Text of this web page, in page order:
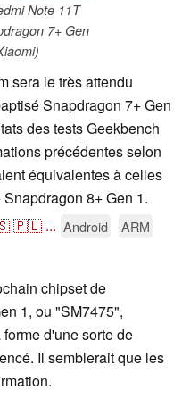
Note 11T
7+ Gen
sera le très attendu
Snapdragon 7+ Gen
des tests Geekbench
précédentes selon
équivalentes à celles
8+ Gen 1.
🇵🇱 ... Android
ARM
chipset de
1, ou "SM7475",
d'une sorte de
Il semblerait que les